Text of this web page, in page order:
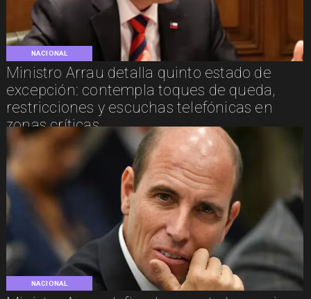
NACIONAL
Ministro Arrau detalla quinto estado de
excepción: contempla toques de queda,
restricciones y escuchas telefónicas en
zonas críticas
NACIONAL